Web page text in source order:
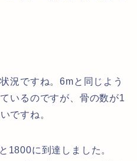
況ですね。6mと同じよう
いるのですが、骨の数が1
ですね。
1800に到達しました。